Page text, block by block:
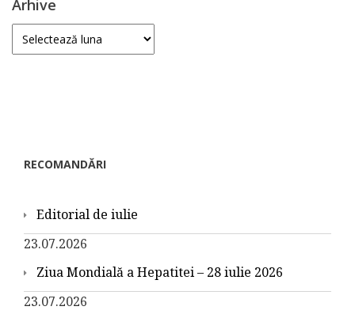
Arhive
Arhive
RECOMANDĂRI
Editorial de iulie
23.07.2026
Ziua Mondială a Hepatitei – 28 iulie 2026
23.07.2026